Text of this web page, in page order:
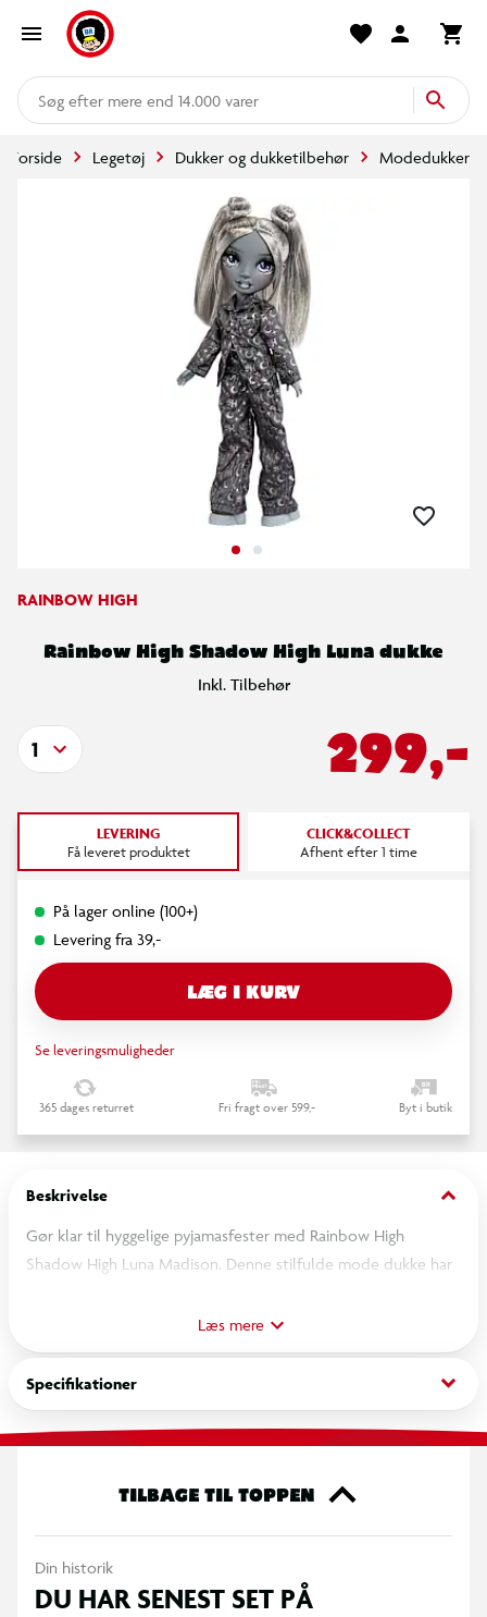
mere end 14.000 varer
Forside Legetøj Dukker og dukketilbehør Modedukker
RAINBOW HIGH
Rainbow High Shadow High Luna dukke
Inkl. Tilbehør
299,-
1
LEVERING
Få leveret produktet
CLICK&COLLECT
Afhent efter 1 time
På lager online (100+)
Levering fra 39,-
LÆG I KURV
Se leveringsmuligheder
365 dages returret Fri fragt over 599,- Byt i butik
Beskrivelse keyboard_arrow_down
Gør klar til hyggelige pyjamasfester med Rainbow High
Shadow High Luna Madison. Denne stilfulde mode dukke har
store lilla øjne og et elegant nattøjssæt med måne- og
stjernedetaljer.
Luna kommer med flere sjove “girls night” tilbehør, blandt
andet hovedtelefoner, musikafspiller og hyggeligt tilbehør,
bevægelige led, så den kan poseres i mange forskellige
Læs mere
Specifikationer keyboard_arrow_down
TILBAGE TIL TOPPEN
Din historik
DU HAR SENEST SET PÅ